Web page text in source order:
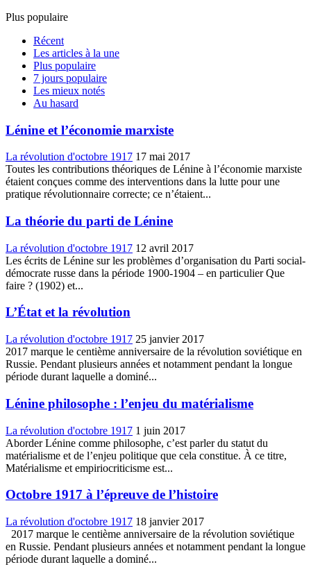
Plus populaire
Récent
Les articles à la une
Plus populaire
7 jours populaire
Les mieux notés
Au hasard
Lénine et l’économie marxiste
La révolution d'octobre 1917 17 mai 2017
Toutes les contributions théoriques de Lénine à l’économie marxiste
étaient conçues comme des interventions dans la lutte pour une
pratique révolutionnaire correcte; ce n’étaient...
La théorie du parti de Lénine
La révolution d'octobre 1917 12 avril 2017
Les écrits de Lénine sur les problèmes d’organisation du Parti social-
démocrate russe dans la période 1900-1904 – en particulier Que
faire ? (1902) et...
L’État et la révolution
La révolution d'octobre 1917 25 janvier 2017
2017 marque le centième anniversaire de la révolution soviétique en
Russie. Pendant plusieurs années et notamment pendant la longue
période durant laquelle a dominé...
Lénine philosophe : l’enjeu du matérialisme
La révolution d'octobre 1917 1 juin 2017
Aborder Lénine comme philosophe, c’est parler du statut du
matérialisme et de l’enjeu politique que cela constitue. À ce titre,
Matérialisme et empiriocriticisme est...
Octobre 1917 à l’épreuve de l’histoire
La révolution d'octobre 1917 18 janvier 2017
2017 marque le centième anniversaire de la révolution soviétique
en Russie. Pendant plusieurs années et notamment pendant la longue
période durant laquelle a dominé...